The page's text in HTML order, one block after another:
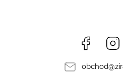
Facebook
obchod@